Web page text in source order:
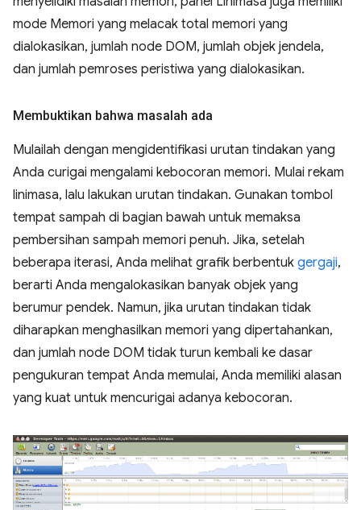
mode Memori yang melacak total memori yang
dialokasikan, jumlah node DOM, jumlah objek jendela,
dan jumlah pemroses peristiwa yang dialokasikan.
Membuktikan bahwa masalah ada
Mulailah dengan mengidentifikasi urutan tindakan yang
Anda curigai mengalami kebocoran memori. Mulai rekam
linimasa, lalu lakukan urutan tindakan. Gunakan tombol
tempat sampah di bagian bawah untuk memaksa
pembersihan sampah memori penuh. Jika, setelah
beberapa iterasi, Anda melihat grafik berbentuk gergaji,
berarti Anda mengalokasikan banyak objek yang
berumur pendek. Namun, jika urutan tindakan tidak
diharapkan menghasilkan memori yang dipertahankan,
dan jumlah node DOM tidak turun kembali ke dasar
pengukuran tempat Anda memulai, Anda memiliki alasan
yang kuat untuk mencurigai adanya kebocoran.